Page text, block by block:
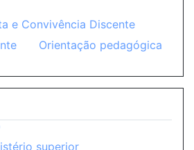
e Convivência Discente
Orientação pedagógica
superior